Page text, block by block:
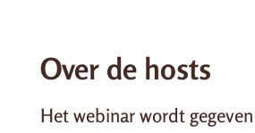
Over de hosts
Het webinar wordt